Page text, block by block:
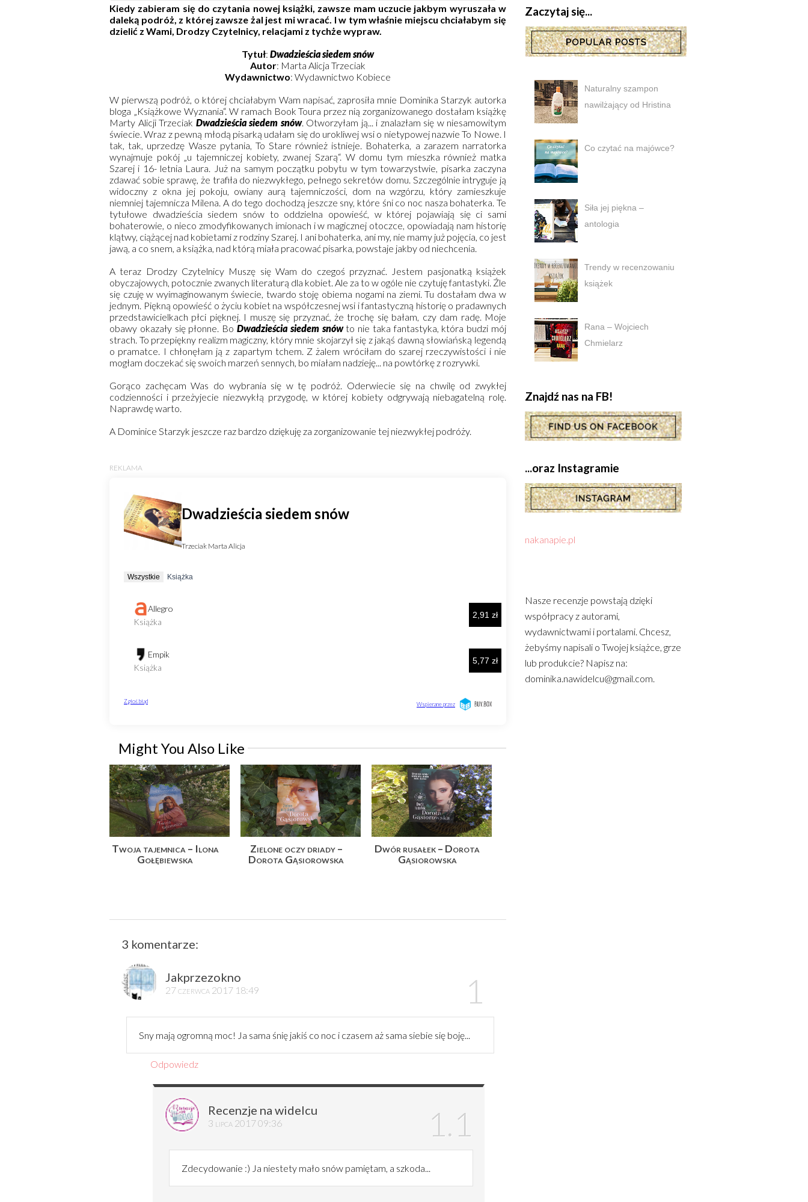
Kiedy zabieram się do czytania nowej książki, zawsze mam uczucie jakbym wyruszała w
daleką podróż, z której zawsze żal jest mi wracać. I w tym właśnie miejscu chciałabym się
dzielić z Wami, Drodzy Czytelnicy, relacjami z tychże wypraw.
Tytuł: Dwadzieścia siedem snów
Autor: Marta Alicja Trzeciak
Wydawnictwo: Wydawnictwo Kobiece
W pierwszą podróż, o której chciałabym Wam napisać, zaprosiła mnie Dominika Starzyk autorka
bloga „Książkowe Wyznania“. W ramach Book Toura przez nią zorganizowanego dostałam książkę
Marty Alicji Trzeciak Dwadzieścia siedem snów. Otworzyłam ją... i znalazłam się w niesamowitym
świecie. Wraz z pewną młodą pisarką udałam się do urokliwej wsi o nietypowej nazwie To Nowe. I
tak, tak, uprzedzę Wasze pytania, To Stare również istnieje. Bohaterka, a zarazem narratorka
wynajmuje pokój „u tajemniczej kobiety, zwanej Szarą“. W domu tym mieszka również matka
Szarej i 16- letnia Laura. Już na samym początku pobytu w tym towarzystwie, pisarka zaczyna
zdawać sobie sprawę, że trafiła do niezwykłego, pełnego sekretów domu. Szczególnie intryguje ją
widoczny z okna jej pokoju, owiany aurą tajemniczości, dom na wzgórzu, który zamieszkuje
niemniej tajemnicza Milena. A do tego dochodzą jeszcze sny, które śni co noc nasza bohaterka. Te
tytułowe dwadzieścia siedem snów to oddzielna opowieść, w której pojawiają się ci sami
bohaterowie, o nieco zmodyfikowanych imionach i w magicznej otoczce, opowiadają nam historię
klątwy, ciążącej nad kobietami z rodziny Szarej. I ani bohaterka, ani my, nie mamy już pojęcia, co jest
jawą, a co snem, a książka, nad którą miała pracować pisarka, powstaje jakby od niechcenia.
A teraz Drodzy Czytelnicy Muszę się Wam do czegoś przyznać. Jestem pasjonatką książek
obyczajowych, potocznie zwanych literaturą dla kobiet. Ale za to w ogóle nie czytuję fantastyki. Źle
się czuję w wyimaginowanym świecie, twardo stoję obiema nogami na ziemi. Tu dostałam dwa w
jednym. Piękną opowieść o życiu kobiet na współczesnej wsi i fantastyczną historię o pradawnych
przedstawicielkach płci pięknej. I muszę się przyznać, że trochę się bałam, czy dam radę. Moje
obawy okazały się płonne. Bo Dwadzieścia siedem snówto nie taka fantastyka, która budzi mój
strach. To przepiękny realizm magiczny, który mnie skojarzył się z jakąś dawną słowiańską legendą
o pramatce. I chłonęłam ją z zapartym tchem. Z żalem wróciłam do szarej rzeczywistości i nie
mogłam doczekać się swoich marzeń sennych, bo miałam nadzieję... na powtórkę z rozrywki.
Gorąco zachęcam Was do wybrania się w tę podróż. Oderwiecie się na chwilę od zwykłej
codzienności i przeżyjecie niezwykłą przygodę, w której kobiety odgrywają niebagatelną rolę.
Naprawdę warto.
A Dominice Starzyk jeszcze raz bardzo dziękuję za zorganizowanie tej niezwykłej podróży.
Might You Also Like
Twoja tajemnica – Ilona
Gołębiewska
Zielone oczy driady –
Dorota Gąsiorowska
Dwór rusałek – Dorota
Gąsiorowska
3 komentarze:
Jakprzezokno
27 czerwca 2017 18:49
Sny mają ogromną moc! Ja sama śnię jakiś co noc i czasem aż sama siebie się boję...
Odpowiedz
Recenzje na widelcu
3 lipca 2017 09:36
Zdecydowanie :) Ja niestety mało snów pamiętam, a szkoda...
Zaczytaj się...
Naturalny szampon
nawilżający od Hristina
Co czytać na majówce?
Siła jej piękna –
antologia
Trendy w recenzowaniu
książek
Rana – Wojciech
Chmielarz
Znajdź nas na FB!
...oraz Instagramie
nakanapie.pl
Nasze recenzje powstają dzięki
współpracy z autorami,
wydawnictwami i portalami. Chcesz,
żebyśmy napisali o Twojej książce, grze
lub produkcie? Napisz na:
dominika.nawidelcu@gmail.com.